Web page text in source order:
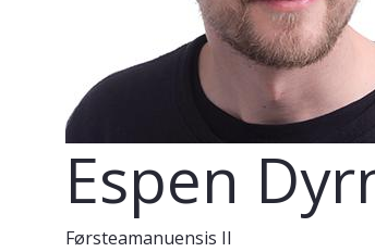
Espen
Førsteamanuensis II